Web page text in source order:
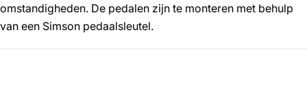
omstandigheden. De pedalen zijn te monteren met behulp
van een Simson pedaalsleutel.